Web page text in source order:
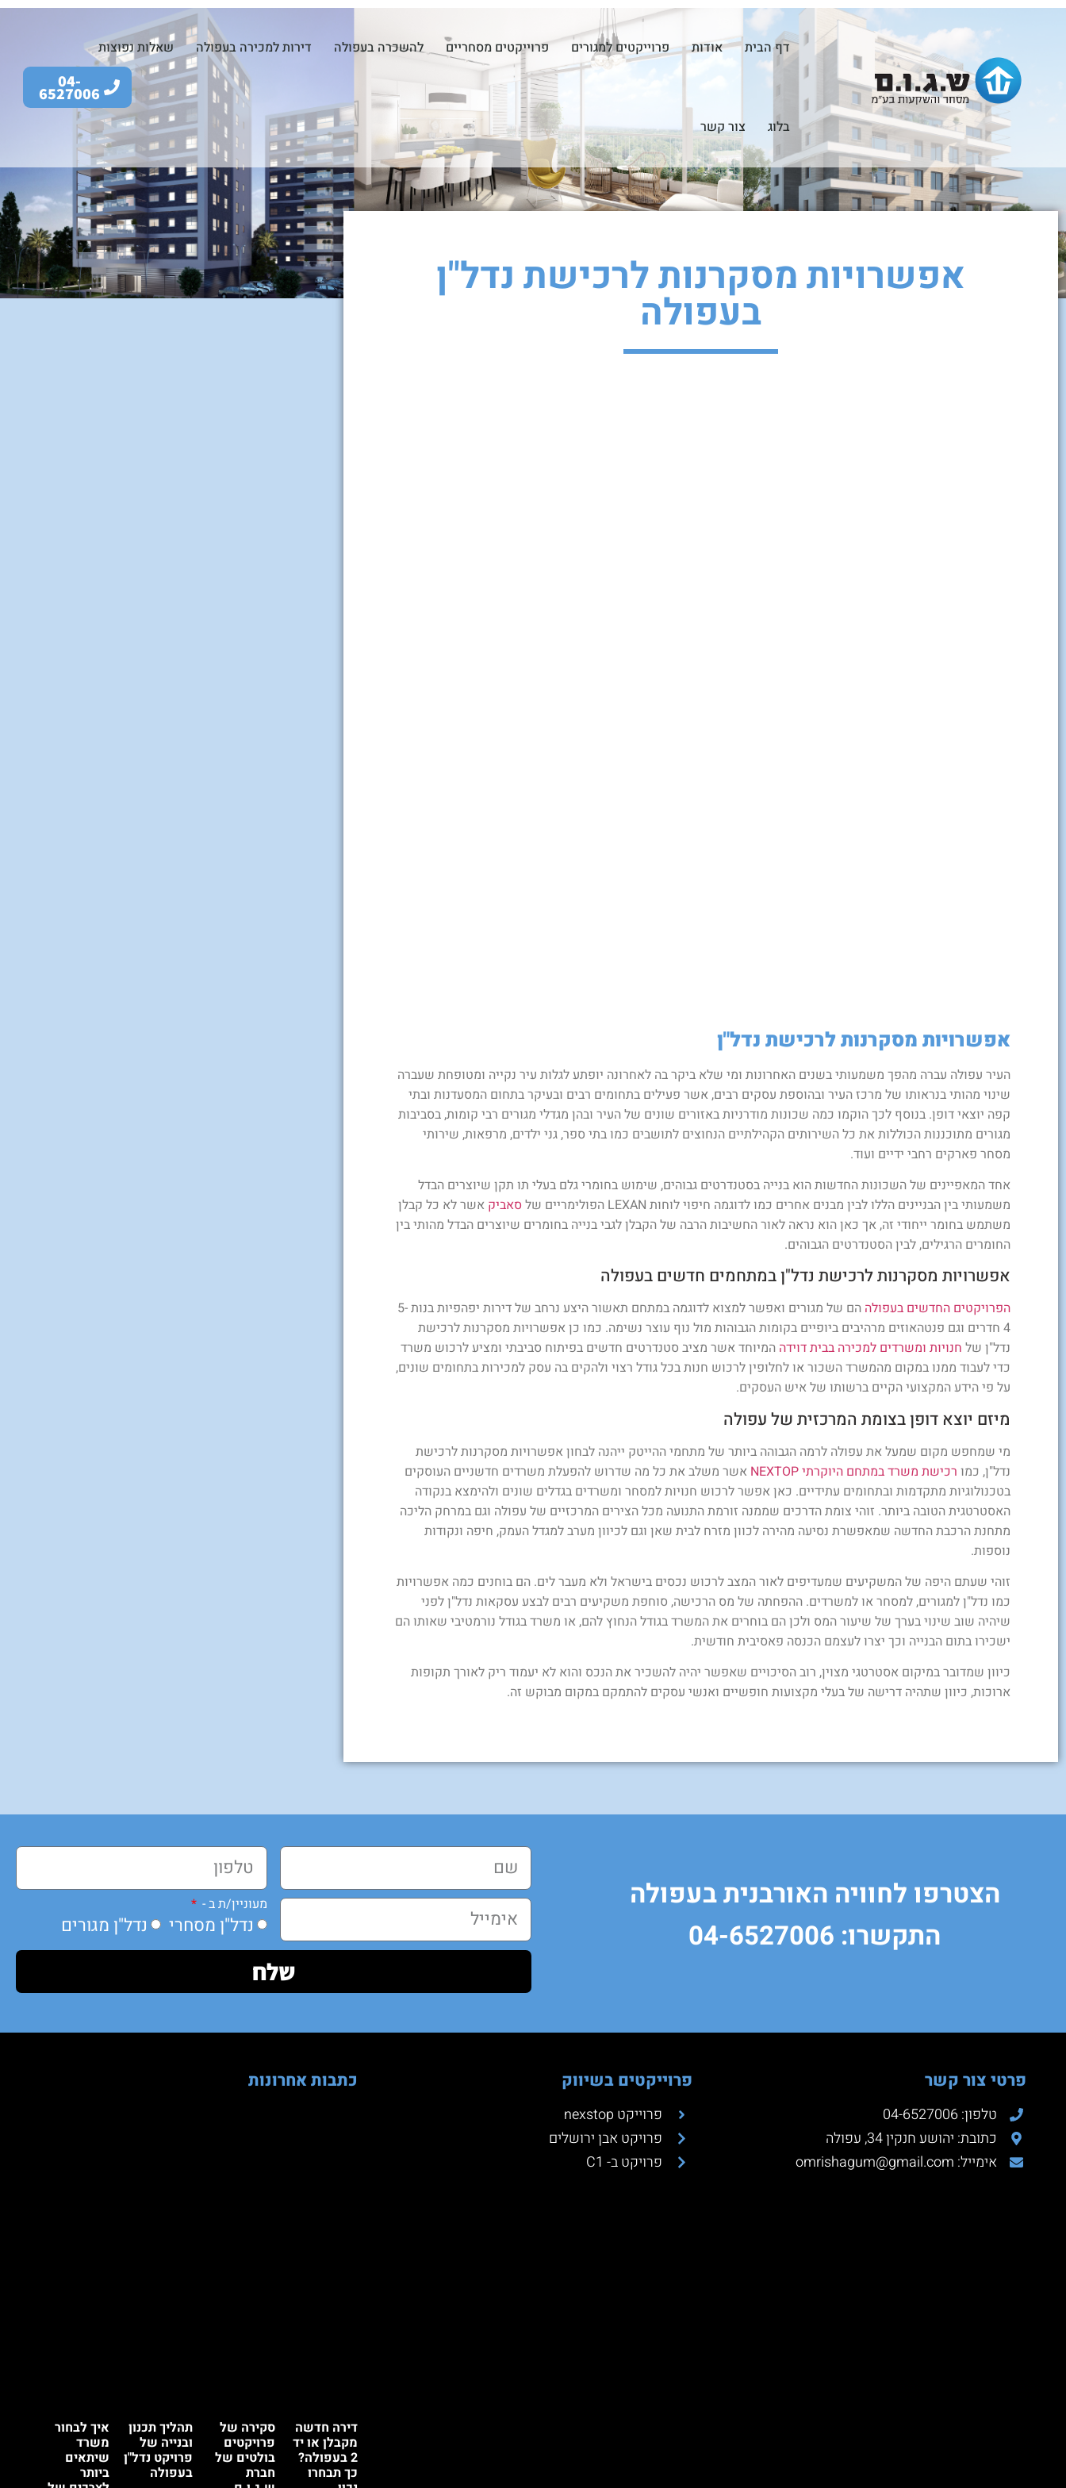
דף הבית אודות פרוייקטים למגורים פרוייקטים מסחריים להשכרה בעפולה דירות למכירה בעפולה שאלות נפוצות
בלוג צור קשר
04-
6527006
אפשרויות מסקרנות לרכישת נדל"ן
בעפולה
אפשרויות מסקרנות לרכישת נדל"ן
העיר עפולה עברה מהפך משמעותי בשנים האחרונות ומי שלא ביקר בה לאחרונה יופתע לגלות עיר נקייה ומטופחת שעברה
שינוי מהותי בנראותו של מרכז העיר ובהוספת עסקים רבים, אשר פעילים בתחומים רבים ובעיקר בתחום המסעדנות ובתי
קפה יוצאי דופן. בנוסף לכך הוקמו כמה שכונות מודרניות באזורים שונים של העיר ובהן מגדלי מגורים רבי קומות, בסביבות
מגורים מתוכננות הכוללות את כל השירותים הקהילתיים הנחוצים לתושבים כמו בתי ספר, גני ילדים, מרפאות, שירותי
מסחר פארקים רחבי ידיים ועוד.
אחד המאפיינים של השכונות החדשות הוא בנייה בסטנדרטים גבוהים, שימוש בחומרי גלם בעלי תו תקן שיוצרים הבדל
משמעותי בין הבניינים הללו לבין מבנים אחרים כמו לדוגמה חיפוי לוחות LEXAN הפולימריים של
סאביק אשר לא כל קבלן
משתמש בחומר ייחודי זה, אך כאן הוא נראה לאור החשיבות הרבה של הקבלן לגבי בנייה בחומרים שיוצרים הבדל מהותי בין
החומרים הרגילים, לבין הסטנדרטים הגבוהים.
אפשרויות מסקרנות לרכישת נדל"ן במתחמים חדשים בעפולה
הפרויקטים החדשים בעפולה
הם של מגורים ואפשר למצוא לדוגמה במתחם תאשור היצע נרחב של דירות יפהפיות בנות 5-
4 חדרים וגם פנטהאוזים מרהיבים ביופיים בקומות הגבוהות מול נוף עוצר נשימה. כמו כן אפשרויות מסקרנות לרכישת
נדל"ן של חנויות ומשרדים למכירה בבית דוידה המיוחד אשר מציב סטנדרטים חדשים בפיתוח סביבתי ומציע לרכוש משרד
כדי לעבוד ממנו במקום מהמשרד השכור או לחלופין לרכוש חנות בכל גודל רצוי ולהקים בה עסק למכירות בתחומים שונים,
על פי הידע המקצועי הקיים ברשותו של איש העסקים.
מיזם יוצא דופן בצומת המרכזית של עפולה
מי שמחפש מקום שמעל את עפולה לרמה הגבוהה ביותר של מתחמי ההייטק ייהנה לבחון אפשרויות מסקרנות לרכישת
נדל"ן, כמו רכישת משרד במתחם היוקרתי NEXTOP
אשר משלב את כל מה שדרוש להפעלת משרדים חדשניים העוסקים
בטכנולוגיות מתקדמות ובתחומים עתידיים. כאן אפשר לרכוש חנויות למסחר ומשרדים בגדלים שונים ולהימצא בנקודה
האסטרטגית הטובה ביותר. זוהי צומת הדרכים שממנה זורמת התנועה מכל הצירים המרכזיים של עפולה וגם במרחק הליכה
מתחנת הרכבת החדשה שמאפשרת נסיעה מהירה לכוון מזרח לבית שאן וגם לכיוון מערב למגדל העמק, חיפה ונקודות
נוספות.
זוהי שעתם היפה של המשקיעים שמעדיפים לאור המצב לרכוש נכסים בישראל ולא מעבר לים. הם בוחנים כמה אפשרויות
כמו נדל"ן למגורים, למסחר או למשרדים. ההפחתה של מס הרכישה, סוחפת משקיעים רבים לבצע עסקאות נדל"ן לפני
שיהיה שוב שינוי בערך של שיעור המס ולכן הם בוחרים את המשרד בגודל הנחוץ להם, או משרד בגודל נורמטיבי שאותו הם
ישכירו בתום הבנייה וכך יצרו לעצמם הכנסה פאסיבית חודשית.
כיוון שמדובר במיקום אסטרטגי מצוין, רוב הסיכויים שאפשר יהיה להשכיר את הנכס והוא לא יעמוד ריק לאורך תקופות
ארוכות, כיוון שתהיה דרישה של בעלי מקצועות חופשיים ואנשי עסקים להתמקם במקום מבוקש זה.
הצטרפו לחוויה האורבנית בעפולה
התקשרו: 04-6527006
מעוניין/ת ב -
נדל"ן מסחרי נדל"ן מגורים
שלח
פרטי צור קשר
טלפון: 04-6527006
כתובת: יהושע חנקין 34, עפולה
אימייל: omrishagum@gmail.com
פרוייקטים בשיווק
פרוייקט nexstop
פרויקט אבן ירושלים
פרויקט ב- C1
כתבות אחרונות
דירה חדשה
מקבלן או יד
2 בעפולה?
כך תבחרו
סקירה של
פרויקטים
בולטים של
חברת
תהליך תכנון
ובנייה של
פרויקט נדל"ן
בעפולה
איך לבחור
משרד
שיתאים
ביותר